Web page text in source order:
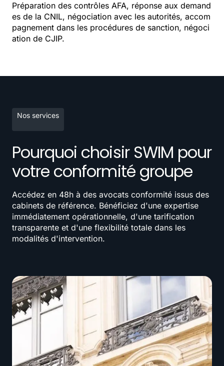
Préparation des contrôles AFA, réponse aux demand
es de la CNIL, négociation avec les autorités, accom
pagnement dans les procédures de sanction, négoci
ation de CJIP.
Nos services
Pourquoi choisir SWIM pour
votre conformité groupe
Accédez en 48h à des avocats conformité issus des
cabinets de référence. Bénéficiez d'une expertise
immédiatement opérationnelle, d'une tarification
transparente et d'une flexibilité totale dans les
modalités d'intervention.